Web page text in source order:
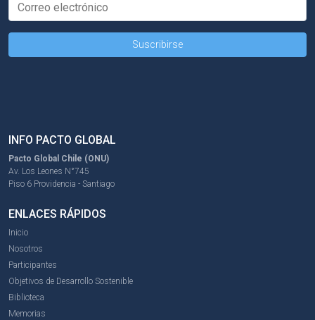
INFO PACTO GLOBAL
Pacto Global Chile (ONU)
Av. Los Leones N°745
Piso 6 Providencia - Santiago
ENLACES RÁPIDOS
Inicio
Nosotros
Participantes
Objetivos de Desarrollo Sostenible
Biblioteca
Memorias